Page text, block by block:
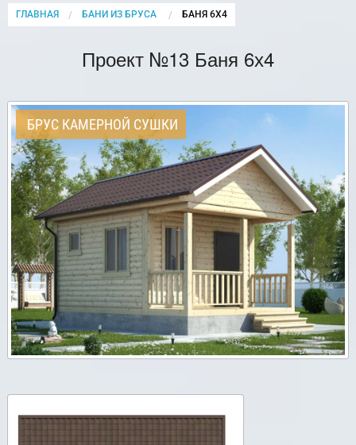
ГЛАВНАЯ БАНИ ИЗ БРУСА CURRENT:
БАНЯ 6Х4
Проект №13 Баня 6х4
БРУС КАМЕРНОЙ СУШКИ